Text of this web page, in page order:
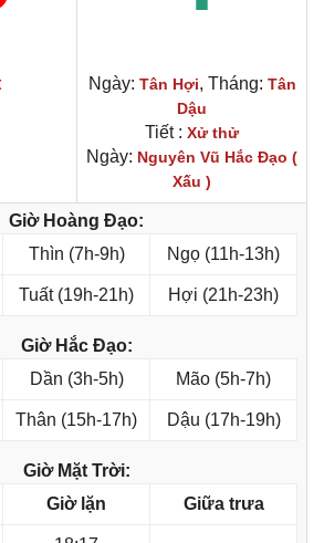
Ngày: Tân Hợi, Tháng: Tân
Dậu
Tiết : Xử thử
Ngày: Nguyên Vũ Hắc Đạo (
Xấu )
Giờ Hoàng Đạo:
Thìn (7h-9h) Ngọ (11h-13h)
Tuất (19h-21h) Hợi (21h-23h)
Giờ Hắc Đạo:
Dần (3h-5h) Mão (5h-7h)
Thân (15h-17h) Dậu (17h-19h)
Giờ Mặt Trời:
Giờ lặn Giữa trưa